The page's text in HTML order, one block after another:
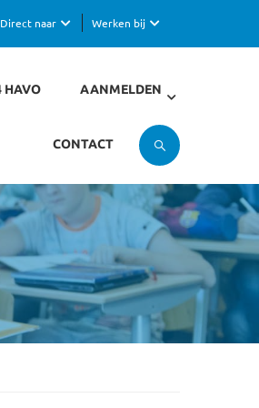
Werken bij
Direct naar
HAVO AANMELDEN
CONTACT